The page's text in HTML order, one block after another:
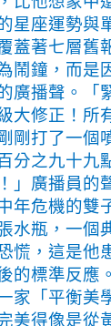
星座運勢與
蓋著七層舊
鬧鐘，而是
廣播聲。「
大修正！所
剛打了一個
分之九十九
」廣播員的
年危機的雙
水瓶，一個
慌，這是他
的標準反應
家「平衡美
美得像是從